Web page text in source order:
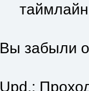
Вы забыли
Upd.: